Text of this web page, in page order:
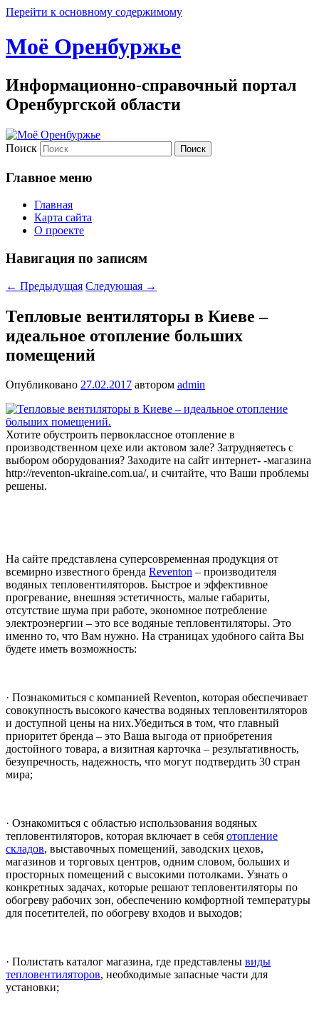
Перейти к основному содержимому
Моё Оренбуржье
Информационно-справочный портал
Оренбургской области
Поиск
Главное меню
Главная
Карта сайта
О проекте
Навигация по записям
← Предыдущая Следующая →
Тепловые вентиляторы в Киеве –
идеальное отопление больших
помещений
Опубликовано 27.02.2017 автором admin
Хотите обустроить первоклассное отопление в
производственном цехе или актовом зале? Затрудняетесь с
выбором оборудования? Заходите на сайт интернет- -магазина
http://reventon-ukraine.com.ua/, и считайте, что Ваши проблемы
решены.
На сайте представлена суперсовременная продукция от
всемирно известного бренда Reventon – производителя
водяных тепловентиляторов. Быстрое и эффективное
прогревание, внешняя эстетичность, малые габариты,
отсутствие шума при работе, экономное потребление
электроэнергии – это все водяные тепловентиляторы. Это
именно то, что Вам нужно. На страницах удобного сайта Вы
будете иметь возможность:
· Познакомиться с компанией Reventon, которая обеспечивает
совокупность высокого качества водяных тепловентиляторов
и доступной цены на них.Убедиться в том, что главный
приоритет бренда – это Ваша выгода от приобретения
достойного товара, а визитная карточка – результативность,
безупречность, надежность, что могут подтвердить 30 стран
мира;
· Ознакомиться с областью использования водяных
тепловентиляторов, которая включает в себя отопление
складов, выставочных помещений, заводских цехов,
магазинов и торговых центров, одним словом, больших и
просторных помещений с высокими потолками. Узнать о
конкретных задачах, которые решают тепловентиляторы по
обогреву рабочих зон, обеспечению комфортной температуры
для посетителей, по обогреву входов и выходов;
· Полистать каталог магазина, где представлены виды
тепловентиляторов, необходимые запасные части для
установки;